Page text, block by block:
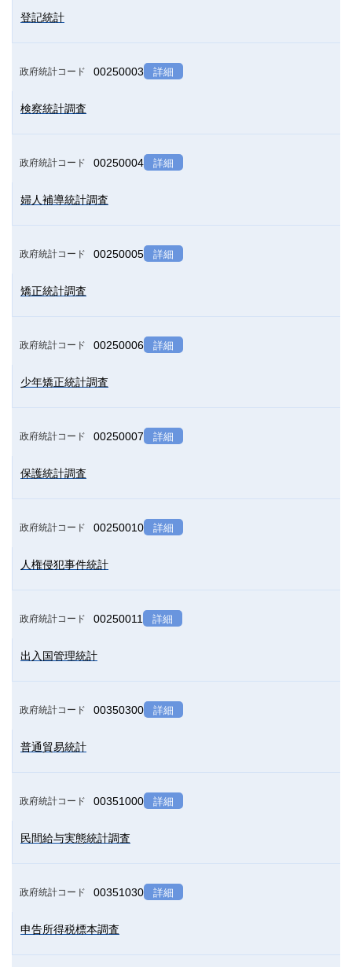
登記統計
政府統計コード 00250003 詳細
検察統計調査
政府統計コード 00250004 詳細
婦人補導統計調査
政府統計コード 00250005 詳細
矯正統計調査
政府統計コード 00250006 詳細
少年矯正統計調査
政府統計コード 00250007 詳細
保護統計調査
政府統計コード 00250010 詳細
人権侵犯事件統計
政府統計コード 00250011 詳細
出入国管理統計
政府統計コード 00350300 詳細
普通貿易統計
政府統計コード 00351000 詳細
民間給与実態統計調査
政府統計コード 00351030 詳細
申告所得税標本調査